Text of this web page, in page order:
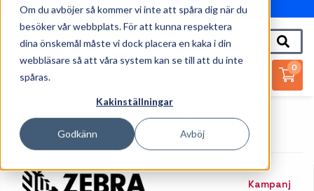
Om du avböjer så kommer vi inte att spåra dig när du
besöker vår webbplats. För att kunna respektera
dina önskemål måste vi dock placera en kaka i din
webbläsare så att våra system kan se till att du inte
spåras.
Kakinställningar
Godkänn Avböj
010-162 61 95
0
Startsida Skrivare
Tillbehör Skrivare
Skrivarhuvud
Zebra - 1 - Skrivhuvud
Kampanj